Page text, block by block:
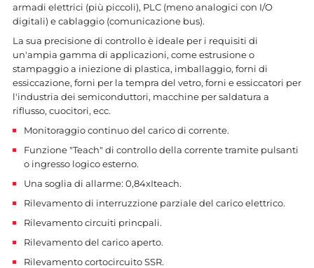
armadi elettrici (più piccoli), PLC (meno analogici con I/O
digitali) e cablaggio (comunicazione bus).
La sua precisione di controllo è ideale per i requisiti di
un'ampia gamma di applicazioni, come estrusione o
stampaggio a iniezione di plastica, imballaggio, forni di
essiccazione, forni per la tempra del vetro, forni e essiccatori per
l'industria dei semiconduttori, macchine per saldatura a
riflusso, cuocitori, ecc.
Monitoraggio continuo del carico di corrente.
Funzione "Teach" di controllo della corrente tramite pulsanti
o ingresso logico esterno.
Una soglia di allarme: 0,84xIteach.
Rilevamento di interruzzione parziale del carico elettrico.
Rilevamento circuiti princpali.
Rilevamento del carico aperto.
Rilevamento cortocircuito SSR.